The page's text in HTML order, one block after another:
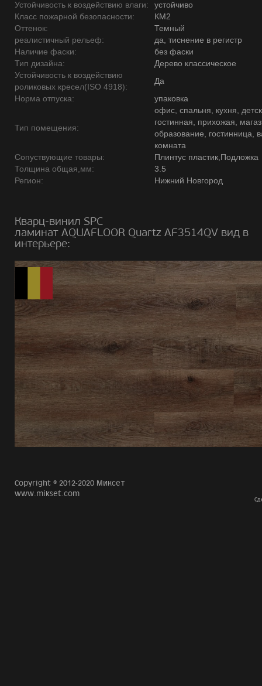
Устойчивость к воздействию влаги:
устойчиво
Класс пожарной безопасности:
КМ2
Оттенок:
Темный
реалистичный рельеф:
да, тиснение в регистр
Наличие фаски:
без фаски
Тип дизайна:
Дерево классическое
Устойчивость к воздействию
роликовых кресел(ISO 4918):
Да
Норма отпуска:
упаковка
Тип помещения:
офис, спальня, кухня,
гостинная, прихожая,
образование, гостинница,
комната
Сопуствующие товары:
Плинтус пластик,Подложка
Толщина общая,мм:
3.5
Регион:
Нижний Новгород
Кварц-винил SPC
ламинат AQUAFLOOR Quartz AF3514QV вид в
интерьере:
Copyright © 2012-2020 Миксет
www.mikset.com